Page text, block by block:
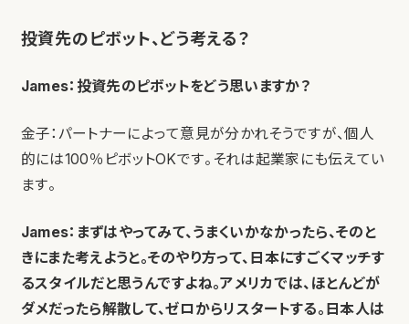
投資先のピボット、どう考える？
James：投資先のピボットをどう思いますか？
金子：パートナーによって意見が分かれそうですが、個人
的には100％ピボットOKです。それは起業家にも伝えてい
ます。
James：まずはやってみて、うまくいかなかったら、そのと
きにまた考えようと。そのやり方って、日本にすごくマッチす
るスタイルだと思うんですよね。アメリカでは、ほとんどが
ダメだったら解散して、ゼロからリスタートする。日本人は